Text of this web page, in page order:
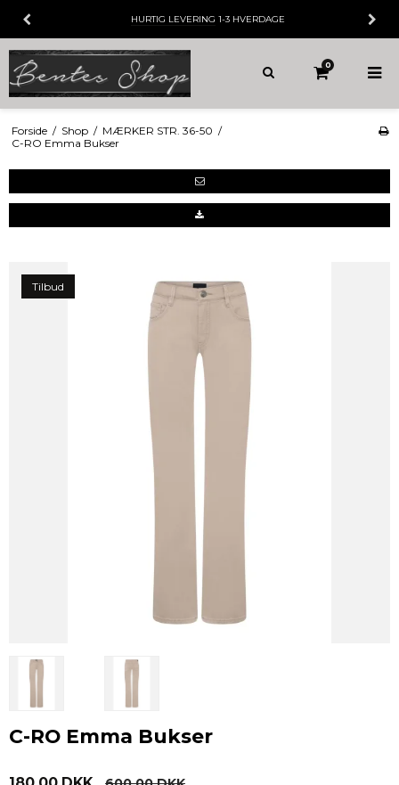
HURTIG LEVERING 1-3 HVERDAGE
0
Forside / Shop / MÆRKER STR. 36-50 /
C-RO Emma Bukser
Tilbud
C-RO Emma Bukser